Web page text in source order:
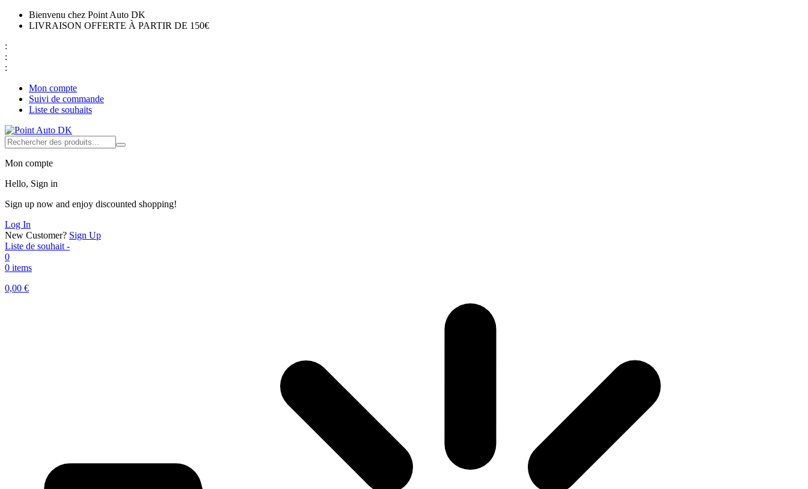
Bienvenu chez Point Auto DK
LIVRAISON OFFERTE À PARTIR DE 150€
:
:
:
Mon compte
Suivi de commande
Liste de souhaits
Mon compte
Hello, Sign in
Sign up now and enjoy discounted shopping!
Log In
New Customer? Sign Up
Liste de souhait -
0
0 items
0,00 €